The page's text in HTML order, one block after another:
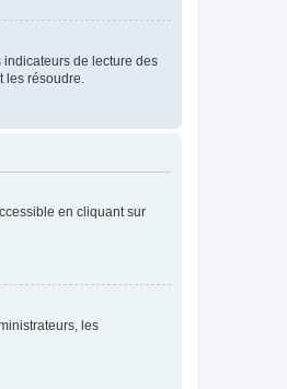
indicateurs de lecture des
les résoudre.
en cliquant sur
les